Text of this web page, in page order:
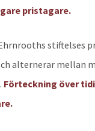
pristagare.
stiftelses
alternerar mellan
Förteckning över